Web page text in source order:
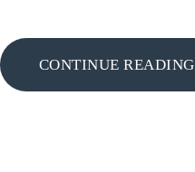
CONTINUE READING